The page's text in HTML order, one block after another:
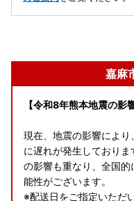
嘉麻
【令和8年熊本地震の影
現在、地震の影響によ
に遅れが発生しており
の影響も重なり、全国
能性がございます。
※配送日をご指定いただ